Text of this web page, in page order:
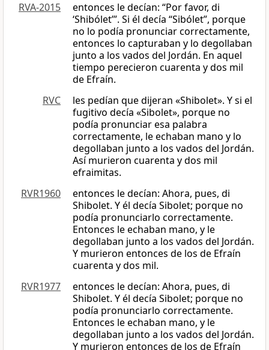
RVA-2015
entonces le decían: “Por favor, di
‘Shibólet’”. Si él decía “Sibólet”, porque
no lo podía pronunciar correctamente,
entonces lo capturaban y lo degollaban
junto a los vados del Jordán. En aquel
tiempo perecieron cuarenta y dos mil
de Efraín.
RVC
les pedían que dijeran «Shibolet». Y si el
fugitivo decía «Sibolet», porque no
podía pronunciar esa palabra
correctamente, le echaban mano y lo
degollaban junto a los vados del Jordán.
Así murieron cuarenta y dos mil
efraimitas.
RVR1960
entonces le decían: Ahora, pues, di
Shibolet. Y él decía Sibolet; porque no
podía pronunciarlo correctamente.
Entonces le echaban mano, y le
degollaban junto a los vados del Jordán.
Y murieron entonces de los de Efraín
cuarenta y dos mil.
RVR1977
entonces le decían: Ahora, pues, di
Shibolet. Y él decía Sibolet; porque no
podía pronunciarlo correctamente.
Entonces le echaban mano, y le
degollaban junto a los vados del Jordán.
Y murieron entonces de los de Efraín